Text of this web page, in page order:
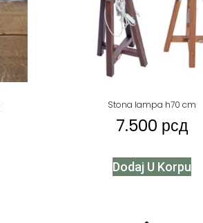
Stona lampa h70 cm
7.500 рсд
Dodaj U Korpu